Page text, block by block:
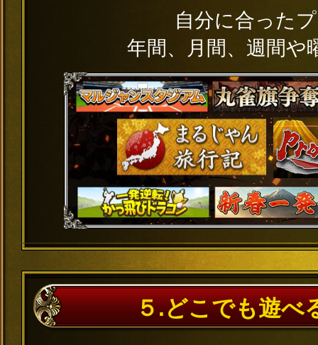
自分に合った
年間、月間、週間や
５.どこでも遊べ